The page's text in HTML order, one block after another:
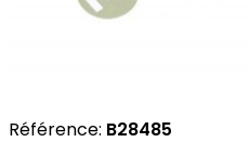
Référence: B28485